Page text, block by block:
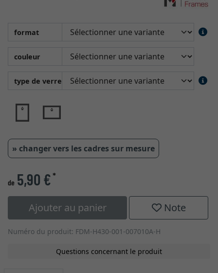
format
couleur
type de verre
» changer vers les cadres sur mesure
de 5,90 €*
Ajouter au panier Note
Numéro du produit: FDM-H430-001-007010A-H
Questions concernant le produit